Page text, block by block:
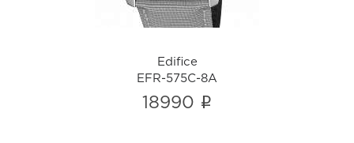
Edifice
EFR-575C-8A
18990 i